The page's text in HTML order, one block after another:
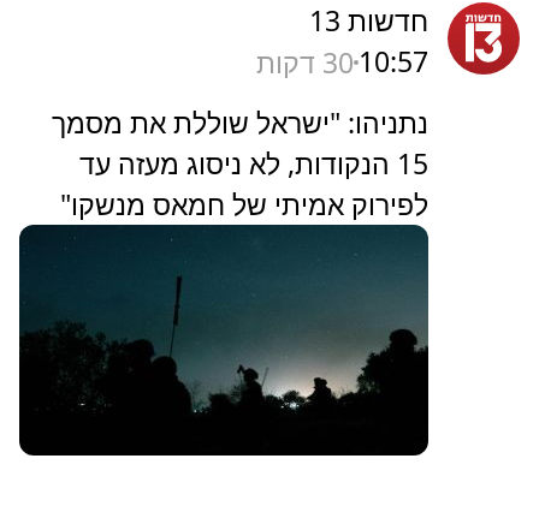
חדשות 13
10:57 31 דקות
נתניהו: "ישראל שוללת את מסמך
15 הנקודות, לא ניסוג מעזה עד
לפירוק אמיתי של חמאס מנשקו"